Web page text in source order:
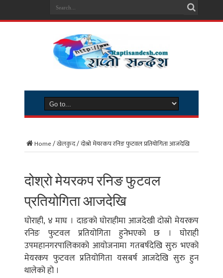
Home/खेलकुद/दोश्रो मेयरकप रनिङ फुटवल प्रतियोगिता आजदेखि
दोश्रो मेयरकप रनिङ फुटवल
प्रतियोगिता आजदेखि
घोराही, ४ माघ । दाङको घोराहीमा आजदेखी दोस्रो मेयरकप
रनिङ फुटवल प्रतियोगिता हुनेभएको छ । घोराही
उपमहानगरपालिकाको आयोजनामा गतबर्षदेखि सुरु भएको
मेयरकप फुटवल प्रतियोगिता यसबर्ष आजदेखि सुरु हुन
थालेको हो ।